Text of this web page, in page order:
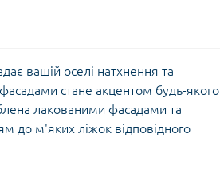
вашій оселі натхнення та
стане акцентом будь-якого
лакованими фасадами та
до м'яких ліжок відповідного